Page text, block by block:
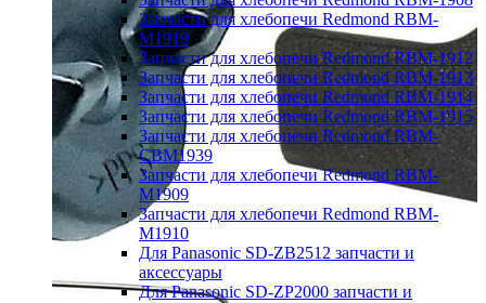
Запчасти для хлебопечи Redmond RBM-
M1919
Запчасти для хлебопечи Redmond RBM-1912
Запчасти для хлебопечи Redmond RBM-1913
Запчасти для хлебопечи Redmond RBM-1914
Запчасти для хлебопечи Redmond RBM-1915
Запчасти для хлебопечи Redmond RBM-
CBM1939
Запчасти для хлебопечи Redmond RBM-
M1909
Запчасти для хлебопечи Redmond RBM-
M1910
Для Panasonic SD-ZB2512 запчасти и
аксессуары
Для Panasonic SD-ZP2000 запчасти и